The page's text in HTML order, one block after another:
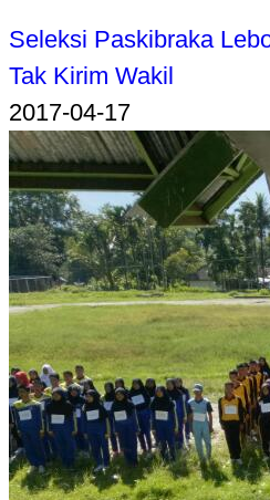
Seleksi Paskibraka
Tak Kirim Wakil
2017-04-17